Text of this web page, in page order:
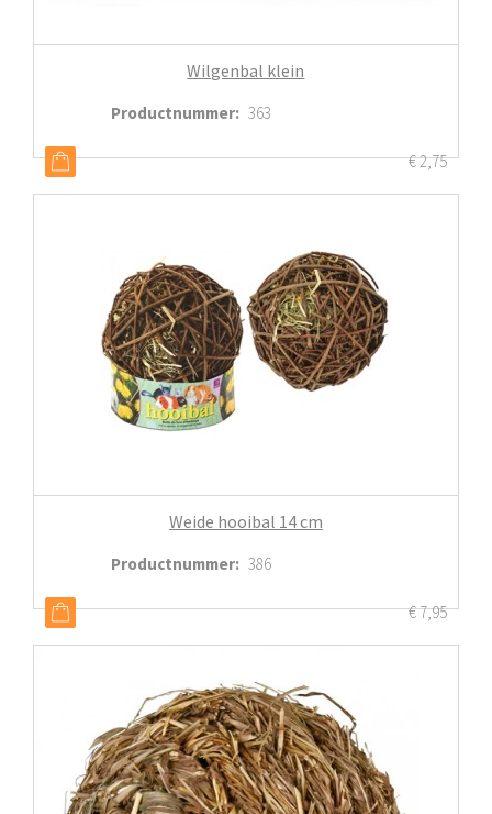
Wilgenbal klein
Productnummer: 363
€2,75
Weide hooibal 14 cm
Productnummer: 386
€7,95